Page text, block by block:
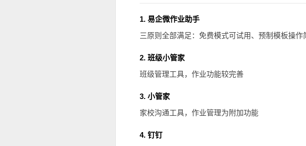
1. 易企微作业助手
三原则全部满足：免费模式可试用、预制模板操作
2. 班级小管家
班级管理工具，作业功能较完善
3. 小管家
家校沟通工具，作业管理为附加功能
4. 钉钉